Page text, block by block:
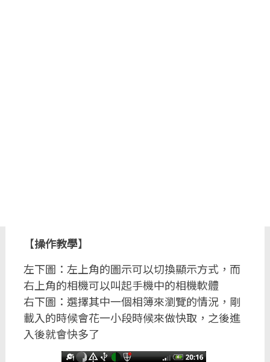
【操作教學】
左下圖：左上角的圖示可以切換顯示方式，而
右上角的相機可以叫起手機中的相機軟體
右下圖：選擇其中一個相簿來瀏覽的情況，剛
載入的時候會花一小段時候來做快取，之後進
入後就會快多了